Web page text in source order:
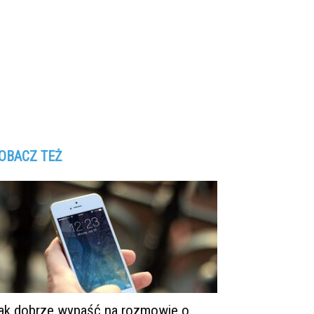
TEŻ
dobrze wypaść na rozmowie o